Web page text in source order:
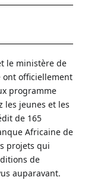
le ministère de
ont officiellement
programme
les jeunes et les
de 165
Africaine de
projets qui
de
auparavant.